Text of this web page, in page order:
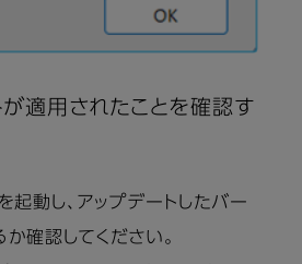
適用されたことを確認す
動し、アップデートしたバー
確認してください。